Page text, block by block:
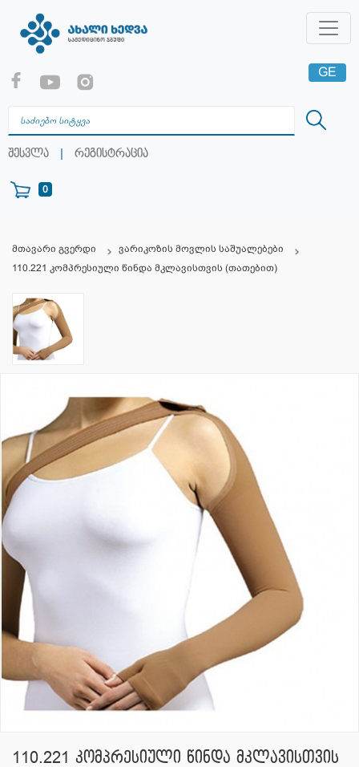
შესვლა | რეგისტრაცია
0
GE
RU
მთავარი გვერდი
ვარიკოზის მოვლის საშუალებები
110.221 კომპრესიული წინდა მკლავისთვის (თათებით)
110.221 კომპრესიული წინდა მკლავისთვის